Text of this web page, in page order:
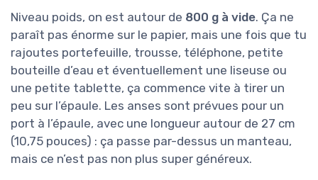
Niveau poids, on est autour de 800 g à vide. Ça ne
paraît pas énorme sur le papier, mais une fois que tu
rajoutes portefeuille, trousse, téléphone, petite
bouteille d’eau et éventuellement une liseuse ou
une petite tablette, ça commence vite à tirer un
peu sur l’épaule. Les anses sont prévues pour un
port à l’épaule, avec une longueur autour de 27 cm
(10,75 pouces) : ça passe par-dessus un manteau,
mais ce n’est pas non plus super généreux.